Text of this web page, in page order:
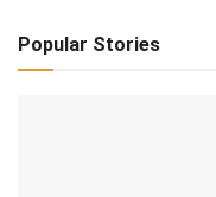
Popular Stories